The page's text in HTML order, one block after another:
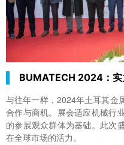
BUMATECH 2024：实
与往年一样，2024年土耳其金
合作与商机。展会适应机械行
的参展观众群体为基础。此次
在全球市场的活力。